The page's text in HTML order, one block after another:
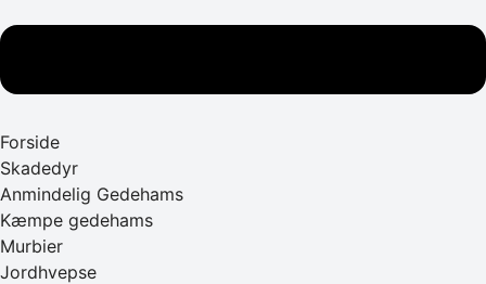
Forside
Skadedyr
Anmindelig Gedehams
Kæmpe gedehams
Murbier
Jordhvepse